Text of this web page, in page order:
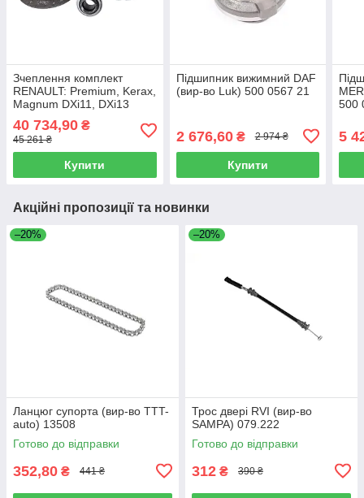
Зчеплення комплект
RENAULT: Premium, Kerax,
Magnum DXi11, DXi13
827327
40 734,90 ₴
45 261 ₴
Купити
Підшипник вижимний DAF
(вир-во Luk) 500 0567 21
2 676,60₴ 2 974 ₴
Купити
500
5
Акційні пропозиції та новинки
–20%
Ланцюг супорта (вир-во TTT-
auto) 13508
Готово до відправки
352,80 ₴ 441 ₴
–20%
Трос двері RVI (вир-во
SAMPA) 079.222
Готово до відправки
312 ₴ 390 ₴